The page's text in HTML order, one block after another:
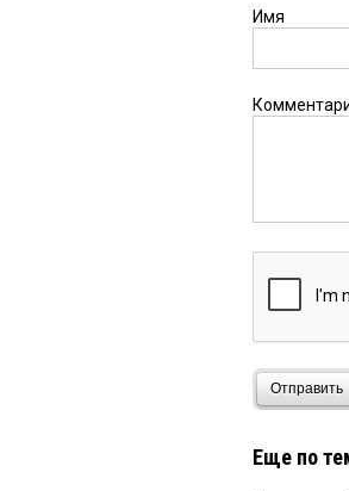
Имя
Отправить
Еще по